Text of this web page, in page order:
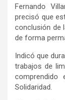
Fernando
precisó que
conclusión de
de forma
Indicó que
trabajos de
comprendido
Solidaridad.